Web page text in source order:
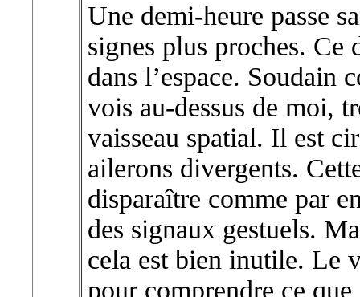
Une demi-heure passe
signes plus proches. Ce
dans l’espace. Soudain
vois au-dessus de moi,
vaisseau spatial. Il est
ailerons divergents.
disparaître comme par
des signaux gestuels.
cela est bien inutile. Le
pour comprendre ce